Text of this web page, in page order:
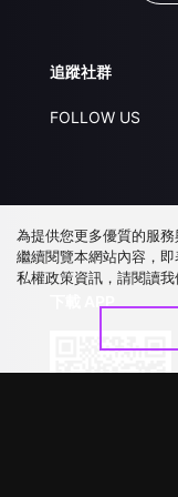
追蹤社群
FOLLOW US
為提供您更多優質的服
繼續閱覽本網站內容，
私權政策資訊，請閱讀我